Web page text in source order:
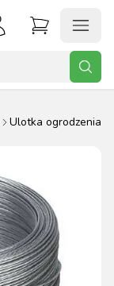
Ulotka ogrodzenia